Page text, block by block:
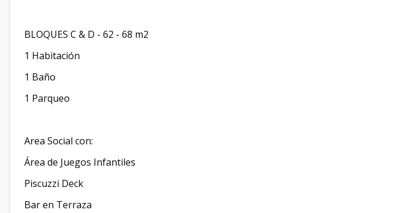
BLOQUES C & D - 62 - 68 m2
1 Habitación
1 Baño
1 Parqueo
Area Social con:
Área de Juegos Infantiles
Piscuzzi Deck
Bar en Terraza